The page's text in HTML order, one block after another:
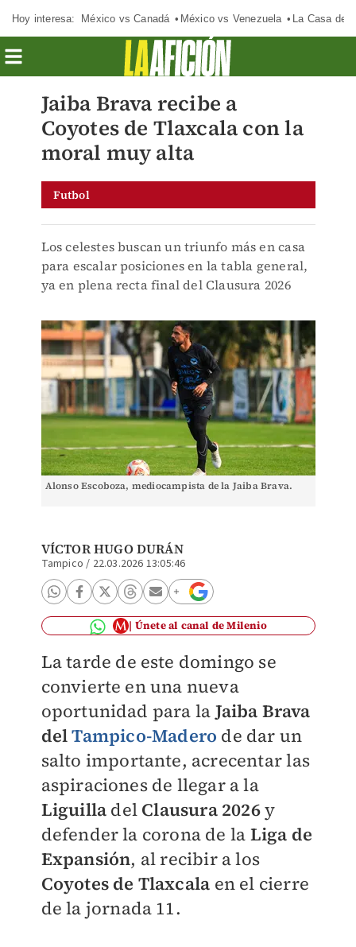
Hoy interesa: México vs Canadá México vs Venezuela La Casa de
Jaiba Brava recibe a
Coyotes de Tlaxcala con la
moral muy alta
Futbol
Los celestes buscan un triunfo más en casa
para escalar posiciones en la tabla general,
ya en plena recta final del Clausura 2026
Alonso Escoboza, mediocampista de la Jaiba Brava.
VÍCTOR HUGO DURÁN
Tampico / 22.03.2026 13:05:46
Únete al canal de Milenio
La tarde de este domingo se
convierte en una nueva
oportunidad para la Jaiba Brava
delTampico-Madero de dar un
salto importante, acrecentar las
aspiraciones de llegar a la
Liguilla del Clausura 2026y
defender la corona de la Liga de
Expansión, al recibir a los
Coyotes de Tlaxcala en el cierre
de la jornada 11.